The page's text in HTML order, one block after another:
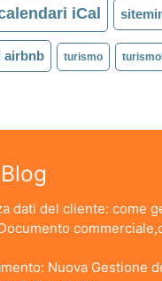
iCal
airbnb turismo
dati del cliente: come
Nuova Gestione